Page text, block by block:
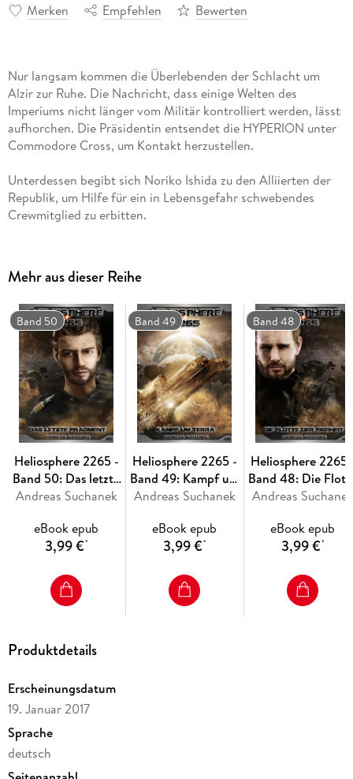
Merken Empfehlen Bewerten
Nur langsam kommen die Überlebenden der Schlacht um
Alzir zur Ruhe. Die Nachricht, dass einige Welten des
Imperiums nicht länger vom Militär kontrolliert werden, lässt
aufhorchen. Die Präsidentin entsendet die HYPERION unter
Unterdessen begibt sich Noriko Ishida zu den Alliierten der
Republik, um Hilfe für ein in Lebensgefahr schwebendes
Dies ist der 41. Roman aus der Reihe "Heliosphere 2265".
Mehr aus dieser Reihe
Band 50
Heliosphere 2265 -
Band 50: Das letzte
Fragment
Andreas Suchanek
eBook epub
3,99 €*
Band 49
Heliosphere 2265 -
Band 49: Kampf um
Terra
Andreas Suchanek
eBook epub
3,99 €*
Band 48
Heliosphere 2265
Band 48: Die
der Freiheit
Andreas Suchanek
eBook epub
3,99 €*
Produktdetails
Erscheinungsdatum
19. Januar 2017
Sprache
deutsch